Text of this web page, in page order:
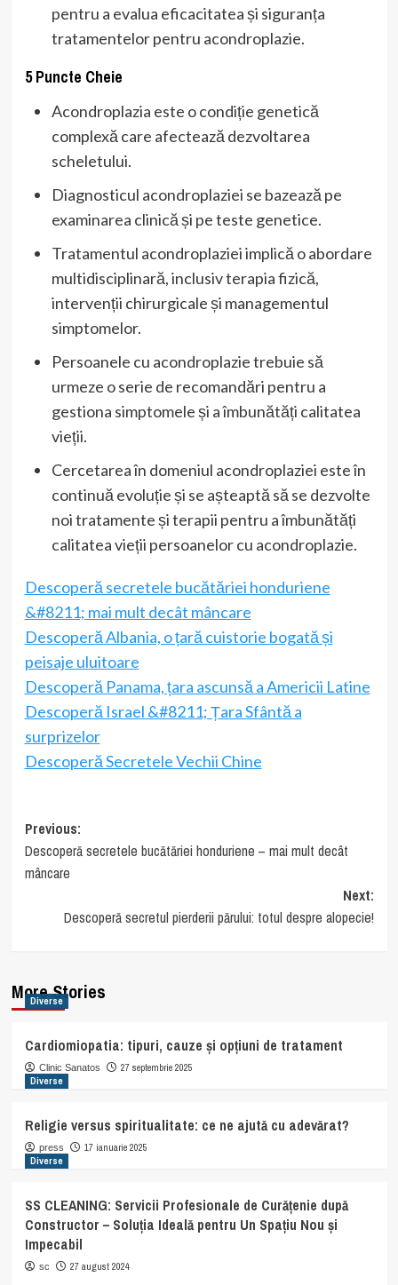
pentru a evalua eficacitatea și siguranța
tratamentelor pentru acondroplazie.
5 Puncte Cheie
Acondroplazia este o condiție genetică
complexă care afectează dezvoltarea
scheletului.
Diagnosticul acondroplaziei se bazează pe
examinarea clinică și pe teste genetice.
Tratamentul acondroplaziei implică o abordare
multidisciplinară, inclusiv terapia fizică,
intervenții chirurgicale și managementul
simptomelor.
Persoanele cu acondroplazie trebuie să
urmeze o serie de recomandări pentru a
gestiona simptomele și a îmbunătăți calitatea
vieții.
Cercetarea în domeniul acondroplaziei este în
continuă evoluție și se așteaptă să se dezvolte
noi tratamente și terapii pentru a îmbunătăți
calitatea vieții persoanelor cu acondroplazie.
Descoperă secretele bucătăriei honduriene
&#8211; mai mult decât mâncare
Descoperă Albania, o țară cuistorie bogată și
peisaje uluitoare
Descoperă Panama, țara ascunsă a Americii Latine
Descoperă Israel &#8211; Țara Sfântă a
surprizelor
Descoperă Secretele Vechii Chine
Post
navigation
Previous:
Descoperă secretele bucătăriei honduriene – mai mult decât
mâncare
Next:
Descoperă secretul pierderii părului: totul despre alopecie!
More Stories
Diverse
Cardiomiopatia: tipuri, cauze și opțiuni de tratament
Clinic Sanatos
27 septembrie 2025
Diverse
Religie versus spiritualitate: ce ne ajută cu adevărat?
press
17 ianuarie 2025
Diverse
SS CLEANING: Servicii Profesionale de Curățenie după
Constructor – Soluția Ideală pentru Un Spațiu Nou și
Impecabil
sc 27 august 2024